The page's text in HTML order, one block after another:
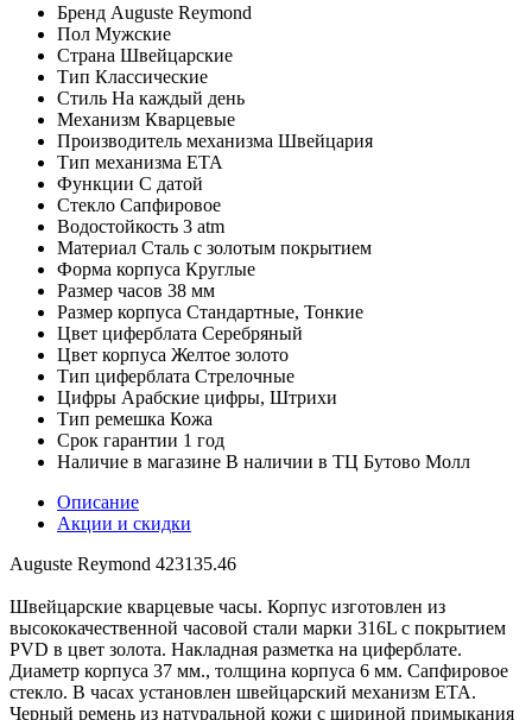
Бренд Auguste Reymond
Пол Мужские
Страна Швейцарские
Тип Классические
Стиль На каждый день
Механизм Кварцевые
Производитель механизма Швейцария
Тип механизма ETA
Функции С датой
Стекло Сапфировое
Водостойкость 3 atm
Материал Сталь с золотым покрытием
Форма корпуса Круглые
Размер часов 38 мм
Размер корпуса Стандартные, Тонкие
Цвет циферблата Серебряный
Цвет корпуса Желтое золото
Тип циферблата Стрелочные
Цифры Арабские цифры, Штрихи
Тип ремешка Кожа
Срок гарантии 1 год
Наличие в магазине В наличии в ТЦ Бутово Молл
Описание
Акции и скидки
Auguste Reymond 423135.46
Швейцарские кварцевые часы. Корпус изготовлен из
высококачественной часовой стали марки 316L с покрытием
PVD в цвет золота. Накладная разметка на циферблате.
Диаметр корпуса 37 мм., толщина корпуса 6 мм. Сапфировое
стекло. В часах установлен швейцарский механизм ETA.
Черный ремень из натуральной кожи с шириной примыкания